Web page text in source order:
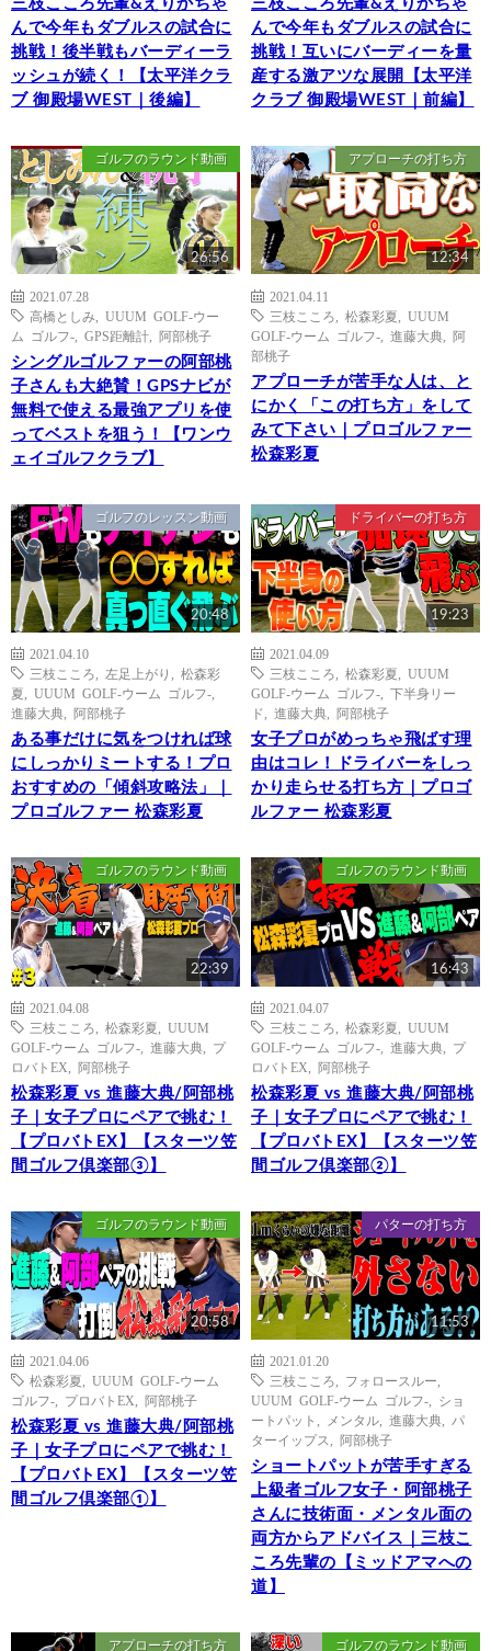
三枝こころ先輩&えりかちゃ
んで今年もダブルスの試合に
挑戦！後半戦もバーディーラ
ッシュが続く！【太平洋クラ
ブ 御殿場WEST｜後編】
三枝こころ先輩&えりかちゃ
んで今年もダブルスの試合に
挑戦！互いにバーディーを量
産する激アツな展開【太平洋
クラブ 御殿場WEST｜前編】
ゴルフのラウンド動画
26:56
2021.07.28
高橋としみ
UUUM GOLF-ウー
ム ゴルフ-
GPS距離計 阿部桃子
シングルゴルファーの阿部桃
子さんも大絶賛！GPSナビが
無料で使える最強アプリを使
ってベストを狙う！【ワンウ
ェイゴルフクラブ】
アプローチの打ち方
12:34
2021.04.11
三枝こころ
松森彩夏
UUUM
GOLF-ウーム ゴルフ-
進藤大典
阿
部桃子
アプローチが苦手な人は、と
にかく「この打ち方」をして
みて下さい｜プロゴルファー
松森彩夏
ゴルフのレッスン動画
20:48
2021.04.10
三枝こころ
左足上がり
松森彩
夏
UUUM GOLF-ウーム ゴルフ-
進藤大典
阿部桃子
ある事だけに気をつければ球
にしっかりミートする！プロ
おすすめの「傾斜攻略法」｜
プロゴルファー 松森彩夏
ドライバーの打ち方
19:23
2021.04.09
三枝こころ
松森彩夏
UUUM
GOLF-ウーム ゴルフ-
下半身リー
ド
進藤大典 阿部桃子
女子プロがめっちゃ飛ばす理
由はコレ！ドライバーをしっ
かり走らせる打ち方｜プロゴ
ルファー 松森彩夏
ゴルフのラウンド動画
22:39
2021.04.08
三枝こころ
松森彩夏
UUUM
GOLF-ウーム ゴルフ-
進藤大典
プ
ロバトEX
阿部桃子
松森彩夏 vs 進藤大典/阿部桃
子｜女子プロにペアで挑む！
【プロバトEX】【スターツ笠
間ゴルフ倶楽部③】
ゴルフのラウンド動画
16:43
2021.04.07
三枝こころ
松森彩夏
UUUM
GOLF-ウーム ゴルフ-
進藤大典
プ
ロバトEX
阿部桃子
松森彩夏 vs 進藤大典/阿部桃
子｜女子プロにペアで挑む！
【プロバトEX】【スターツ笠
間ゴルフ倶楽部②】
ゴルフのラウンド動画
20:58
2021.04.06
松森彩夏
UUUM GOLF-ウーム
ゴルフ-
プロバトEX 阿部桃子
松森彩夏 vs 進藤大典/阿部桃
子｜女子プロにペアで挑む！
【プロバトEX】【スターツ笠
間ゴルフ倶楽部①】
パターの打ち方
11:53
2021.01.20
三枝こころ
フォロースルー
UUUM GOLF-ウーム ゴルフ-
ショ
ートパット
メンタル 進藤大典
パ
ターイップス
阿部桃子
ショートパットが苦手すぎる
上級者ゴルフ女子・阿部桃子
さんに技術面・メンタル面の
両方からアドバイス｜三枝こ
ころ先輩の【ミッドアマへの
道】
アプローチの打ち方 ゴルフのラウンド動画